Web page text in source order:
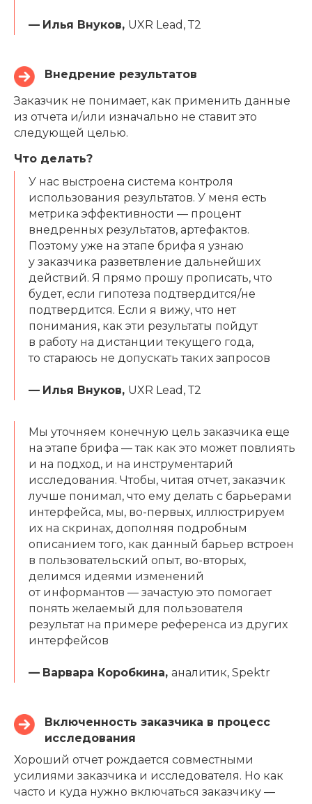
— Илья Внуков, UXR Lead, Т2
Внедрение результатов
Заказчик не понимает, как применить данные
из отчета и/или изначально не ставит это
следующей целью.
Что делать?
У нас выстроена система контроля
использования результатов. У меня есть
метрика эффективности — процент
внедренных результатов, артефактов.
Поэтому уже на этапе брифа я узнаю
у заказчика разветвление дальнейших
действий. Я прямо прошу прописать, что
будет, если гипотеза подтвердится/не
подтвердится. Если я вижу, что нет
понимания, как эти результаты пойдут
в работу на дистанции текущего года,
то стараюсь не допускать таких запросов
— Илья Внуков, UXR Lead, Т2
Мы уточняем конечную цель заказчика еще
на этапе брифа — так как это может повлиять
и на подход, и на инструментарий
исследования. Чтобы, читая отчет, заказчик
лучше понимал, что ему делать с барьерами
интерфейса, мы, во-первых, иллюстрируем
их на скринах, дополняя подробным
описанием того, как данный барьер встроен
в пользовательский опыт, во-вторых,
делимся идеями изменений
от информантов — зачастую это помогает
понять желаемый для пользователя
результат на примере референса из других
интерфейсов
— Варвара Коробкина, аналитик, Spektr
Включенность заказчика в процесс
исследования
Хороший отчет рождается совместными
усилиями заказчика и исследователя. Но как
часто и куда нужно включаться заказчику —
Публикации и аналитика
Проекты
weare@spektr.team
Услуги
Обсудить
проект